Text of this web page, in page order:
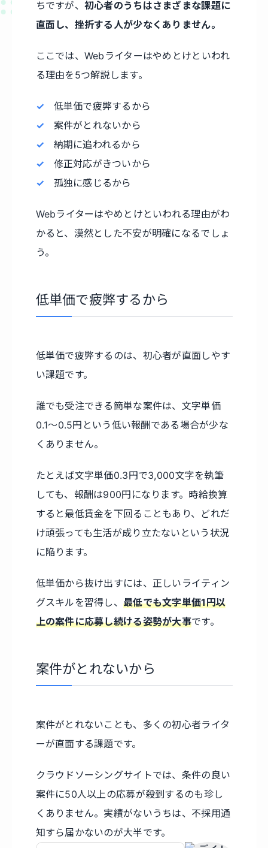
ちですが、 初心者のうちはさまざまな課題に
直面し、挫折する人が少なくありません。
ここでは、Webライターはやめとけといわれ
る理由を5つ解説します。
低単価で疲弊するから
案件がとれないから
納期に追われるから
修正対応がきついから
孤独に感じるから
Webライターはやめとけといわれる理由がわ
かると、漠然とした不安が明確になるでしょ
う。
低単価で疲弊するから
低単価で疲弊するのは、初心者が直面しやす
い課題です。
誰でも受注できる簡単な案件は、文字単価
0.1〜0.5円という低い報酬である場合が少な
くありません。
たとえば文字単価0.3円で3,000文字を執筆
しても、報酬は900円になります。時給換算
すると最低賃金を下回ることもあり、どれだ
け頑張っても生活が成り立たないという状況
に陥ります。
低単価から抜け出すには、正しいライティン
グスキルを習得し、最低でも文字単価1円以
上の案件に応募し続ける姿勢が大事です。
案件がとれないから
案件がとれないことも、多くの初心者ライタ
ーが直面する課題です。
クラウドソーシングサイトでは、条件の良い
案件に50人以上の応募が殺到するのも珍し
くありません。実績がないうちは、不採用通
知すら届かないのが大半です。